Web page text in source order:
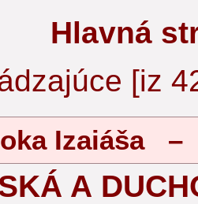
Hlavná
[iz
Izaiáša –
A